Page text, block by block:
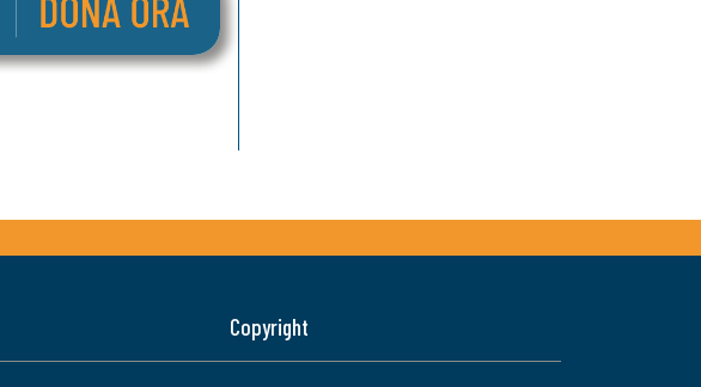
Copyright